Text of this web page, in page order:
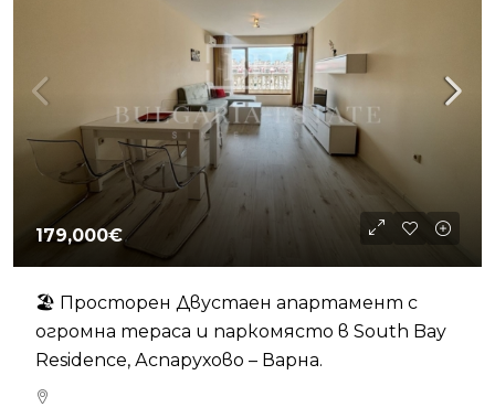
179,000€
🏖️ Просторен Двустаен апартамент с
огромна тераса и паркомясто в South Bay
Residence, Аспарухово – Варна.